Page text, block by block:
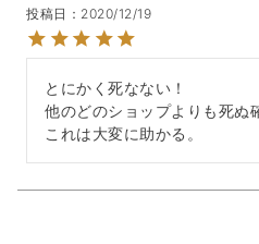
投稿日
2020/12/19
とにかく死なない！
他のどのショップよりも死ぬ
これは大変に助かる。